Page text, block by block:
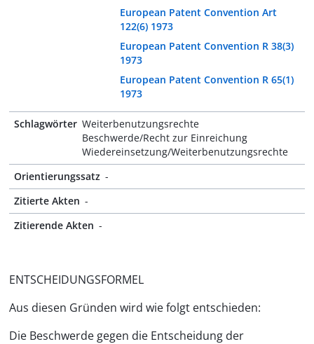
European Patent Convention Art
122(6) 1973
European Patent Convention R 38(3)
1973
European Patent Convention R 65(1)
1973
Schlagwörter Weiterbenutzungsrechte
Beschwerde/Recht zur Einreichung
Wiedereinsetzung/Weiterbenutzungsrechte
Orientierungssatz -
Zitierte Akten -
Zitierende Akten -
ENTSCHEIDUNGSFORMEL
Aus diesen Gründen wird wie folgt entschieden:
Die Beschwerde gegen die Entscheidung der